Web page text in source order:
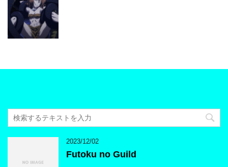
2023/12/02
Futoku no Guild